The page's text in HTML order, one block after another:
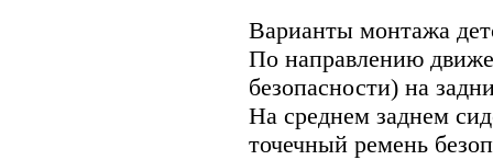
Варианты монтажа
По направлению
безопасности) на
На среднем заднем
точечный ремень